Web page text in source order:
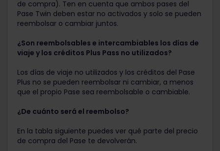
de compra). Ten en cuenta que ambos pases del
Pase Twin deben estar no activados y solo se pueden
reembolsar o cambiar juntos.
¿Son reembolsables e intercambiables los días de
viaje y los créditos Plus Pass no utilizados?
Los días de viaje no utilizados y los créditos del Pase
Plus no se pueden reembolsar ni cambiar, a menos
que el propio Pase sea reembolsable o cambiable.
¿De cuánto será el reembolso?
En la tabla siguiente puedes ver qué parte del precio
de compra del Pase te devolverán.